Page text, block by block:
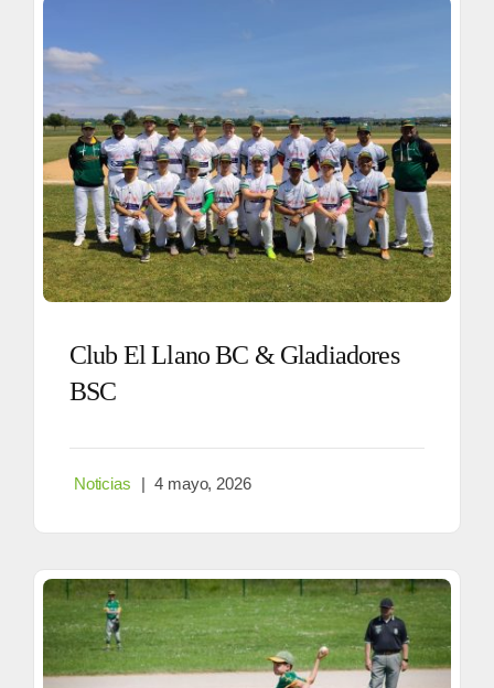
Enlaces
Contacto
Club El Llano BC & Gladiadores
BSC
Noticias | 4 mayo, 2026